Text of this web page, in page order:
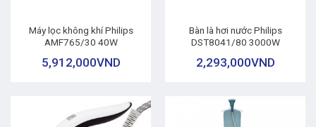
Máy lọc không khí Philips
AMF765/30 40W
5,912,000VND
Bàn là hơi nước Philips
DST8041/80 3000W
2,293,000VND